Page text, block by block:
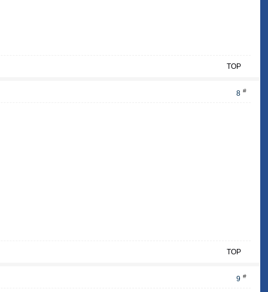
TOP
8 #
TOP
9 #